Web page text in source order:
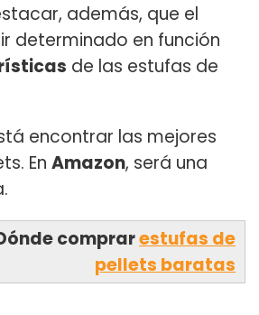
además, que el
determinado en función
de las estufas de
encontrar las mejores
En Amazon, será una
comprarestufas de
pellets baratas